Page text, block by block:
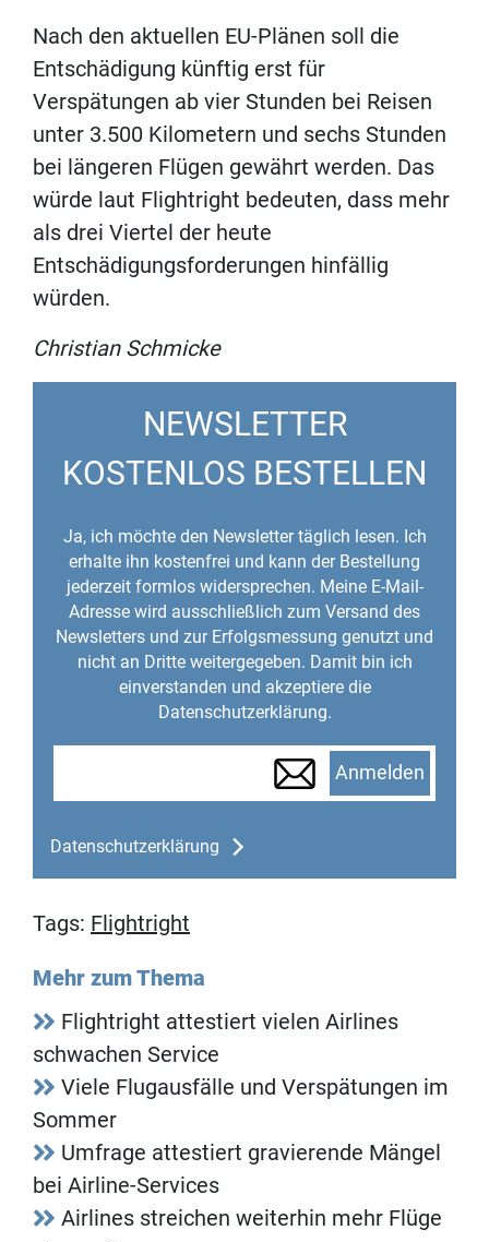
Nach den aktuellen EU-Plänen soll die
Entschädigung künftig erst für
Verspätungen ab vier Stunden bei Reisen
unter 3.500 Kilometern und sechs Stunden
bei längeren Flügen gewährt werden. Das
würde laut Flightright bedeuten, dass mehr
als drei Viertel der heute
Entschädigungsforderungen hinfällig
würden.
Christian Schmicke
NEWSLETTER
KOSTENLOS BESTELLEN
Ja, ich möchte den Newsletter täglich lesen. Ich
erhalte ihn kostenfrei und kann der Bestellung
jederzeit formlos widersprechen. Meine E-Mail-
Adresse wird ausschließlich zum Versand des
Newsletters und zur Erfolgsmessung genutzt und
nicht an Dritte weitergegeben. Damit bin ich
einverstanden und akzeptiere die
Datenschutzerklärung.
Anmelden
Datenschutzerklärung
Tags: Flightright
Mehr zum Thema
Flightright attestiert vielen Airlines
schwachen Service
Viele Flugausfälle und Verspätungen im
Sommer
Umfrage attestiert gravierende Mängel
bei Airline-Services
Airlines streichen weiterhin mehr Flüge